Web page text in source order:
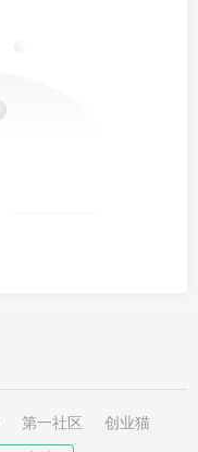
第一社区
创业猫